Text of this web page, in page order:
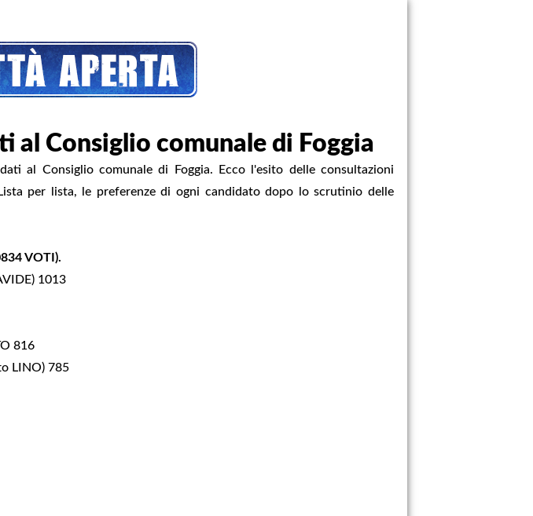
al Consiglio comunale di Foggia
al Consiglio comunale di Foggia. Ecco l'esito delle consultazioni
per lista, le preferenze di ogni candidato dopo lo scrutinio delle
VOTI).
1013
816
LINO) 785